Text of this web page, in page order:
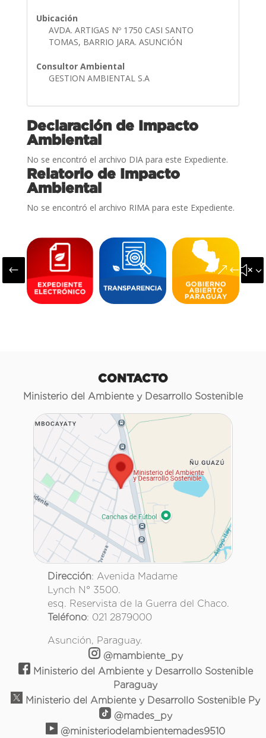
Ubicación
AVDA. ARTIGAS Nº 1750 CASI SANTO
TOMAS, BARRIO JARA. ASUNCIÓN
Consultor Ambiental
GESTION AMBIENTAL S.A
Declaración de Impacto
Ambiental
No se encontró el archivo DIA para este Expediente.
Relatorio de Impacto
Ambiental
No se encontró el archivo RIMA para este Expediente.
#
CONTACTO
Ministerio del Ambiente y Desarrollo Sostenible
Dirección: Avenida Madame
Lynch N° 3500.
esq. Reservista de la Guerra del Chaco.
Teléfono: 021 2879000
Asunción, Paraguay.
@mambiente_py
Ministerio del Ambiente y Desarrollo Sostenible
Paraguay
Ministerio del Ambiente y Desarrollo Sostenible Py
@mades_py
@ministeriodelambientemades9510